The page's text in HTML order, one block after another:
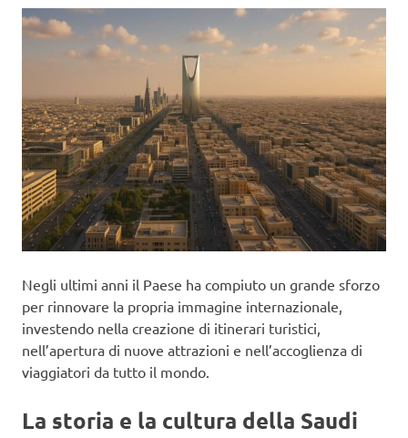
Negli ultimi anni il Paese ha compiuto un grande sforzo
per rinnovare la propria immagine internazionale,
investendo nella creazione di itinerari turistici,
nell’apertura di nuove attrazioni e nell’accoglienza di
viaggiatori da tutto il mondo.
La storia e la cultura della Saudi